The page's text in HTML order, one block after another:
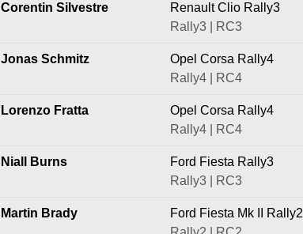
Corentin Silvestre
Renault Clio Rally3
Rally3 | RC3
Jonas Schmitz
Opel Corsa Rally4
Rally4 | RC4
Lorenzo Fratta
Opel Corsa Rally4
Rally4 | RC4
Niall Burns
Ford Fiesta Rally3
Rally3 | RC3
Martin Brady
Ford Fiesta Mk II Rally2